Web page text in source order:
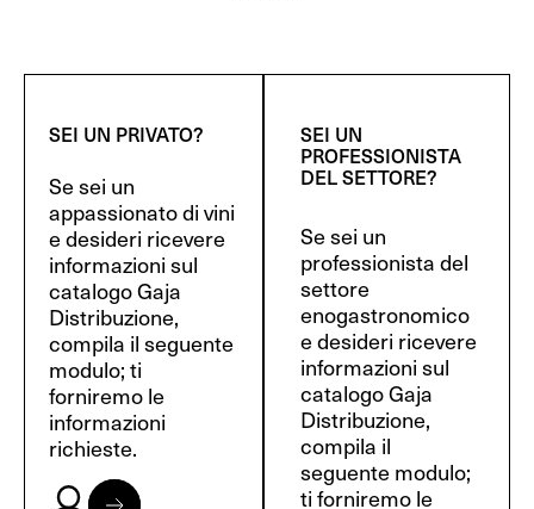
SEI UN PRIVATO?
Se sei un
appassionato di vini
e desideri ricevere
informazioni sul
catalogo Gaja
Distribuzione,
compila il seguente
modulo; ti
forniremo le
informazioni
richieste.
SEI UN
PROFESSIONISTA
DEL SETTORE?
Se sei un
professionista del
settore
enogastronomico
e desideri ricevere
informazioni sul
catalogo Gaja
Distribuzione,
compila il
seguente modulo;
ti forniremo le